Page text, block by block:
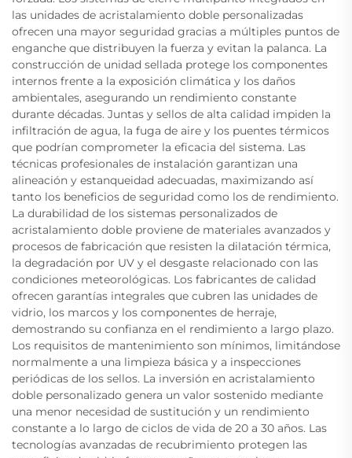
las unidades de acristalamiento doble personalizadas
ofrecen una mayor seguridad gracias a múltiples puntos de
enganche que distribuyen la fuerza y evitan la palanca. La
construcción de unidad sellada protege los componentes
internos frente a la exposición climática y los daños
ambientales, asegurando un rendimiento constante
durante décadas. Juntas y sellos de alta calidad impiden la
infiltración de agua, la fuga de aire y los puentes térmicos
que podrían comprometer la eficacia del sistema. Las
técnicas profesionales de instalación garantizan una
alineación y estanqueidad adecuadas, maximizando así
tanto los beneficios de seguridad como los de rendimiento.
La durabilidad de los sistemas personalizados de
acristalamiento doble proviene de materiales avanzados y
procesos de fabricación que resisten la dilatación térmica,
la degradación por UV y el desgaste relacionado con las
condiciones meteorológicas. Los fabricantes de calidad
ofrecen garantías integrales que cubren las unidades de
vidrio, los marcos y los componentes de herraje,
demostrando su confianza en el rendimiento a largo plazo.
Los requisitos de mantenimiento son mínimos, limitándose
normalmente a una limpieza básica y a inspecciones
periódicas de los sellos. La inversión en acristalamiento
doble personalizado genera un valor sostenido mediante
una menor necesidad de sustitución y un rendimiento
constante a lo largo de ciclos de vida de 20 a 30 años. Las
tecnologías avanzadas de recubrimiento protegen las